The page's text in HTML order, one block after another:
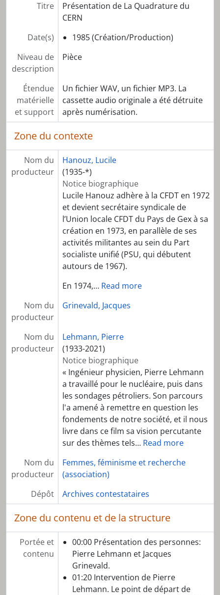
Titre
Présentation de La Quadrature du
CERN
Date(s)
1985 (Création/Production)
Niveau de
description
Pièce
Étendue
matérielle
et support
Un fichier WAV, un fichier MP3. La
cassette audio originale a été détruite
après numérisation.
Zone du contexte
Nom du
producteur
Hanouz, Lucile
(1935-*)
Notice biographique
Lucile Hanouz adhère à la CFDT en 1972
et devient secrétaire syndicale de
l’Union locale CFDT du Pays de Gex à sa
création en 1973, en parallèle de ses
activités militantes au sein du Part
socialiste unifié (PSU, qui débutent
autours de 1967).
En 1974,… Read more
Nom du
producteur
Grinevald, Jacques
Nom du
producteur
Lehmann, Pierre
(1933-2021)
Notice biographique
« Ingénieur physicien, Pierre Lehmann
a travaillé pour le nucléaire, puis dans
les sondages pétroliers. Son parcours
l'a amené à remettre en question les
fondements de notre société, et il nous
livre dans ce film sa vision percutante
sur des thèmes tels… Read more
Nom du
producteur
Femmes, féminisme et recherche
(association)
Dépôt
Archives contestataires
Zone du contenu et de la structure
Portée et
contenu
00:00 Présentation des personnes:
Pierre Lehmann et Jacques
Grinevald.
01:20 Intervention de Pierre
Lehmann. Le point de départ de